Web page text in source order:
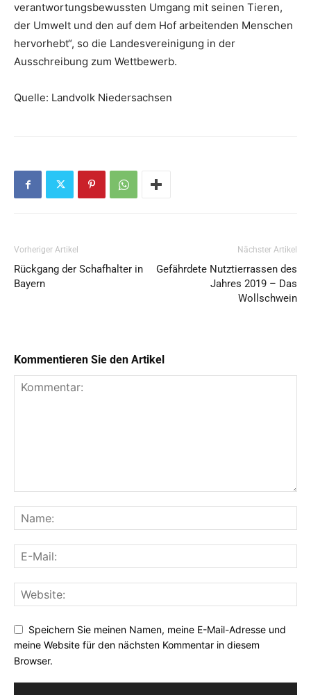
verantwortungsbewussten Umgang mit seinen Tieren,
der Umwelt und den auf dem Hof arbeitenden Menschen
hervorhebt“, so die Landesvereinigung in der
Ausschreibung zum Wettbewerb.
Quelle: Landvolk Niedersachsen
Vorheriger Artikel
Rückgang der Schafhalter in
Bayern
Nächster Artikel
Gefährdete Nutztierrassen des
Jahres 2019 – Das
Wollschwein
Kommentieren Sie den Artikel
Speichern Sie meinen Namen, meine E-Mail-Adresse und
meine Website für den nächsten Kommentar in diesem
Browser.